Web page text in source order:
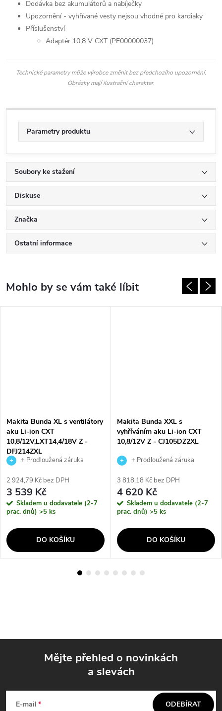
Dodávka bez akumulátorů a nabíječky
Upozornění - vyhřívané vesty nejsou vhodné pro kardiaky
Příslušenství
Adaptér 10,8 V CXT (PE00000037)
Technické parametry může výrobce změnit bez předchozího upozornění.
Obrázky mají ilustrační charakter.
Parametry produktu
Soubory ke stažení
Diskuse
Značka
Ostatní informace
Makita Bunda XL s ventilátory
aku Li-ion CXT
10,8/12V,LXT14,4/18V Z -
DFJ214ZXL
+ Prodloužená záruka
2 924,79 Kč bez DPH
3 539 Kč
Skladem u dodavatele (2-7
prac. dnů) >5 ks
DO KOŠÍKU
Makita Bunda XXL s
vyhříváním aku Li-ion CXT
10,8/12V Z - CJ105DZ2XL
+ Prodloužená záruka
3 818,18 Kč bez DPH
4 620 Kč
Skladem u dodavatele (2-7
prac. dnů) >5 ks
DO KOŠÍKU
Mějte přehled o novinkách
a slevách
E-mail ODEBÍRAT